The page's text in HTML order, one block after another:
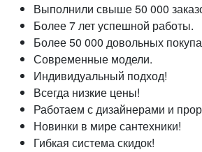
Выполнили свыше 50 000
Более 7 лет успешной работы.
Более 50 000 довольных
Современные модели.
Индивидуальный подход!
Всегда низкие цены!
Работаем с дизайнерами и
Новинки в мире сантехники!
Гибкая система скидок!